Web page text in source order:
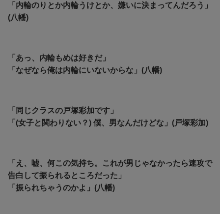
「内輪のりとか内輪うけとか、嫌いに決まってんだろう」
(八幡)
「 あっ、内輪もめは好きだ」
「なぜなら俺は内輪にいないからな」(八幡)
「同じクラスの戸塚彩加です」
「(女子と関わりない？) 僕、男なんだけどな」(戸塚彩加)
「え、嘘、何この気持ち。これが男じゃなかったら速攻で
告白して振られるところだった」
「振られちゃうのかよ」(八幡)